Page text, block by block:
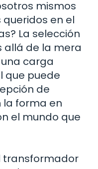
mismos
en el
La selección
allá de la mera
carga
que puede
de
la forma en
el mundo que
transformador